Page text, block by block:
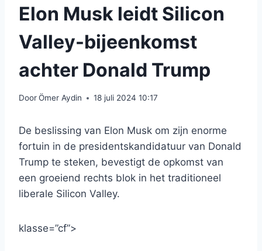
Elon Musk leidt Silicon
Valley-bijeenkomst
achter Donald Trump
DoorÖmer Aydin 18 juli 2024 10:17
De beslissing van Elon Musk om zijn enorme
fortuin in de presidentskandidatuur van Donald
Trump te steken, bevestigt de opkomst van
een groeiend rechts blok in het traditioneel
liberale Silicon Valley.
klasse=”cf”>